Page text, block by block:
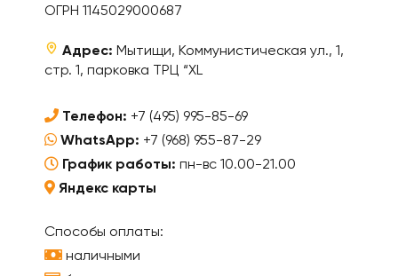
ОГРН 1145029000687
Адрес: Мытищи, Коммунистическая ул., 1,
стр. 1, парковка ТРЦ “XL
Телефон: +7 (495) 995-85-69
WhatsApp: +7 (968) 955-87-29
График работы: пн-вс 10.00-21.00
Яндекс карты
Способы оплаты:
наличными